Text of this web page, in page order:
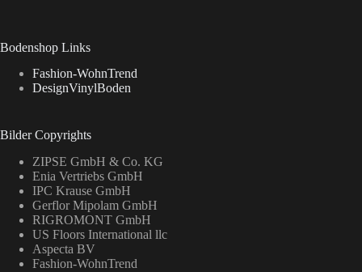
Bodenshop Links
Fashion-WohnTrend
DesignVinylBoden
Bilder Copyrights
ZIPSE GmbH & Co. KG
Enia Vertriebs GmbH
IPC Krause GmbH
Gerflor Mipolam GmbH
RIGROMONT GmbH
US Floors International llc
Aspecta BV
Fashion-WohnTrend